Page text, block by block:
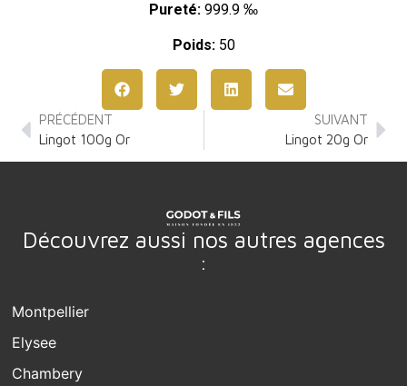
Pureté: 999.9 ‰
Poids:50
PRÉCÉDENT
Lingot 100g Or
SUIVANT
Lingot 20g Or
Découvrez aussi nos autres agences
:
Montpellier
Elysee
Chambery